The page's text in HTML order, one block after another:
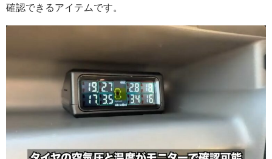
確認できるアイテムです。